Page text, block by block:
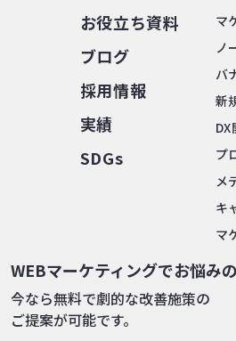
WEBマーケティングでお悩み
今なら無料で劇的な改善施策の
ご提案が可能です。
お役⽴ち資料
ブログ
採⽤情報
実績
SDGs
マ
ノ
バ
新
プ
メ
キ
マ
転
無料診断